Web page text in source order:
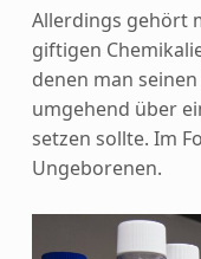
Allerdings gehört
giftigen
denen man
umgehend über
setzen sollte. Im
Ungeborenen.